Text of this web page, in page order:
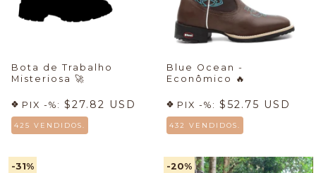
Bota de Trabalho
Misteriosa 🚀
PIX -%: $27.82 USD
425 VENDIDOS.
Blue Ocean -
Econômico
🔥
PIX -%: $52.75 USD
432 VENDIDOS.
-31% -20%